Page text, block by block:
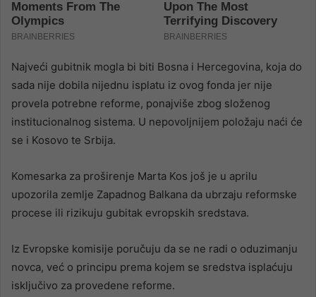
Najveći gubitnik mogla bi biti Bosna i Hercegovina, koja do
sada nije dobila nijednu isplatu iz ovog fonda jer nije
provela potrebne reforme, ponajviše zbog složenog
institucionalnog sistema. U nepovoljnijem položaju naći će
se i Kosovo te Srbija.
Komesarka za proširenje Marta Kos još je u aprilu
upozorila zemlje Zapadnog Balkana da ubrzaju reformske
procese ili rizikuju gubitak evropskih sredstava.
Iz Evropske komisije poručuju da se ne radi o oduzimanju
novca, već o principu prema kojem se sredstva isplaćuju
isključivo za provedene reforme.